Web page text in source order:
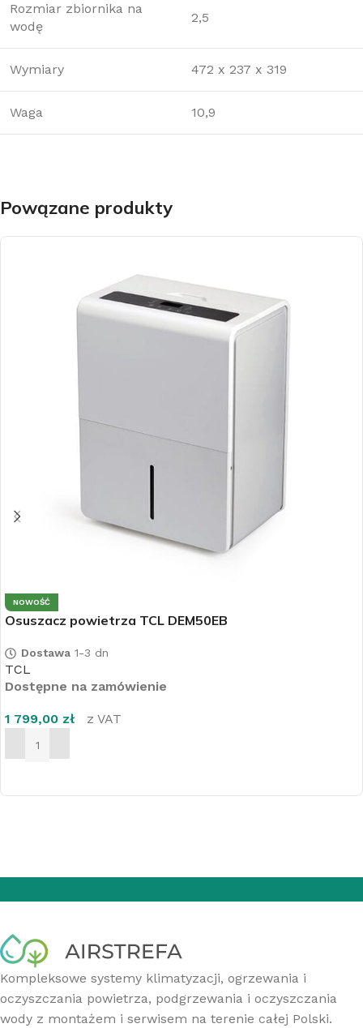
Rozmiar zbiornika na
wodę
2,5
Wymiary 472 x 237 x 319
Waga 10,9
Powązane produkty
NOWOŚĆ
Osuszacz powietrza TCL DEM50EB
Dostawa 1-3 dn
TCL
Dostępne na zamówienie
1 799,00 zł z VAT
DODAJ DO KOSZYKA
Kompleksowe systemy klimatyzacji, ogrzewania i
oczyszczania powietrza, podgrzewania i oczyszczania
wody z montażem i serwisem na terenie całej Polski.